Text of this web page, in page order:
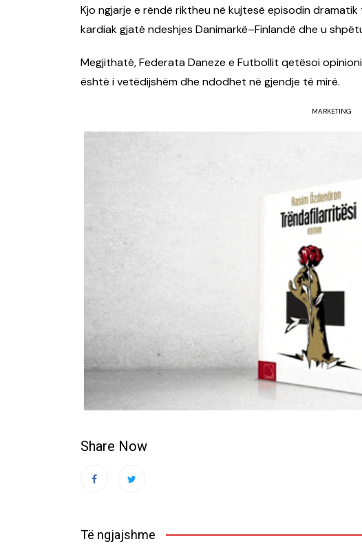
Kjo ngjarje e rëndë riktheu në kujtesë episodin
kardiak gjatë ndeshjes Danimarkë–Finlandë dhe u
Megjithatë, Federata Daneze e Futbollit qetësoi
është i vetëdijshëm dhe ndodhet në gjendje të mirë.
MARKETING
Share Now
Të ngjajshme